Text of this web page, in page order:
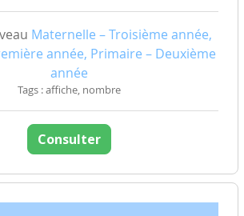
Maternelle – Troisième année,
année, Primaire – Deuxième
année
Tags : affiche, nombre
Consulter